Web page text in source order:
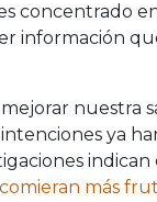
concentrado
información
nuestra
ya
indican
más